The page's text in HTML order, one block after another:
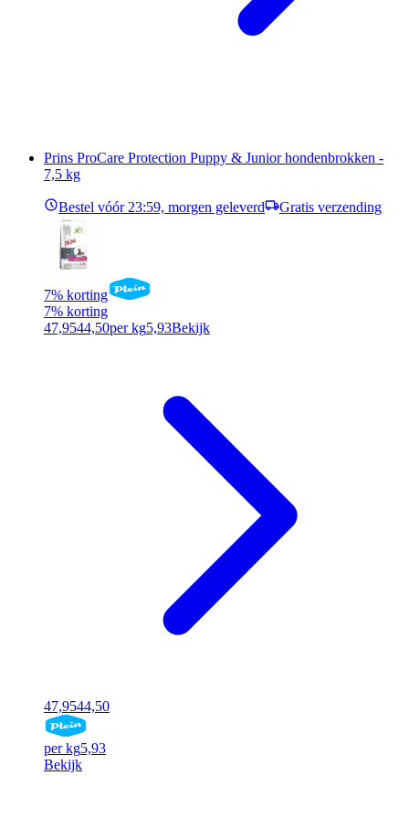
Prins ProCare Protection Puppy & Junior hondenbrokken -
7,5 kg
Bestel vóór 23:59, morgen geleverd Gratis verzending
7% korting
7% korting
47,9544,50per kg5,93Bekijk
47,9544,50
per kg5,93
Bekijk